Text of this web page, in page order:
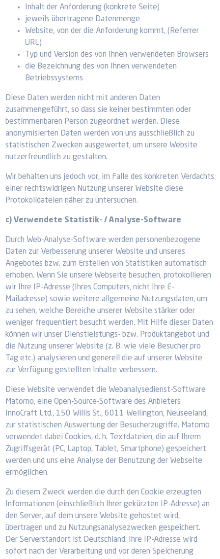
Inhalt der Anforderung (konkrete Seite)
jeweils übertragene Datenmenge
Website, von der die Anforderung kommt, (Referrer
URL)
Typ und Version des von Ihnen verwendeten Browsers
die Bezeichnung des von Ihnen verwendeten
Betriebssystems
Diese Daten werden nicht mit anderen Daten
zusammengeführt, so dass sie keiner bestimmten oder
bestimmenbaren Person zugeordnet werden. Diese
anonymisierten Daten werden von uns ausschließlich zu
statistischen Zwecken ausgewertet, um unsere Website
nutzerfreundlich zu gestalten.
Wir behalten uns jedoch vor, im Falle des konkreten Verdachts
einer rechtswidrigen Nutzung unserer Website diese
Protokolldateien näher zu untersuchen.
c) Verwendete Statistik- / Analyse-Software
Durch Web-Analyse-Software werden personenbezogene
Daten zur Verbesserung unserer Website und unseres
Angebotes bzw. zum Erstellen von Statistiken automatisch
erhoben. Wenn Sie unsere Webseite besuchen, protokollieren
wir Ihre IP-Adresse (Ihres Computers, nicht Ihre E-
Mailadresse) sowie weitere allgemeine Nutzungsdaten, um
zu sehen, welche Bereiche unserer Website stärker oder
weniger frequentiert besucht werden. Mit Hilfe dieser Daten
können wir unser Dienstleistungs- bzw. Produktangebot und
die Nutzung unserer Website (z. B. wie viele Besucher pro
Tag etc.) analysieren und generell die auf unserer Website
zur Verfügung gestellten Inhalte verbessern.
Diese Website verwendet die Webanalysedienst-Software
Matomo, eine Open-Source-Software des Anbieters
InnoCraft Ltd., 150 Willis St., 6011 Wellington, Neuseeland,
zur statistischen Auswertung der Besucherzugriffe. Matomo
verwendet dabei Cookies, d. h. Textdateien, die auf Ihrem
Zugriffsgerät (PC, Laptop, Tablet, Smartphone) gespeichert
werden und uns eine Analyse der Benutzung der Webseite
ermöglichen.
Zu diesem Zweck werden die durch den Cookie erzeugten
Informationen (einschließlich Ihrer gekürzten IP-Adresse) an
den Server, auf dem unsere Website gehostet wird,
übertragen und zu Nutzungsanalysezwecken gespeichert.
Der Serverstandort ist Deutschland. Ihre IP-Adresse wird
sofort nach der Verarbeitung und vor deren Speicherung